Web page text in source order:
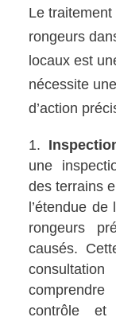
Le
rongeurs
locaux est
nécessite
d’action
une
des terrains
l’étendue
rongeurs
causés.
contrôle et